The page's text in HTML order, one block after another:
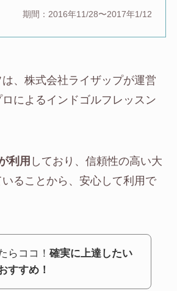
期間：2016年11/28〜2017年1/12
、株式会社ライザップが運営
によるインドゴルフレッスン
利用 しており、信頼性の高い大
ることから、安心して利用で
らココ！ 確実に上達したい
すすめ！